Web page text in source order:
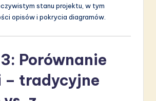
stanu projektu, w tym
opisów i pokrycia diagramów.
Porównanie
– tradycyjne